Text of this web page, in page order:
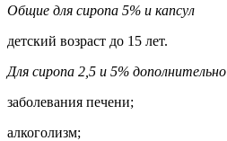
Общие для сиропа 5% и капсул
детский возраст до 15 лет.
Для сиропа 2,5 и 5% дополнительно
заболевания печени;
алкоголизм;